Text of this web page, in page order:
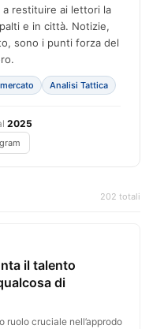
restituire ai lettori la
e in città. Notizie,
sono i punti forza del
Analisi Tattica
2025
202 totali
il talento
di
ruolo cruciale nell’approdo